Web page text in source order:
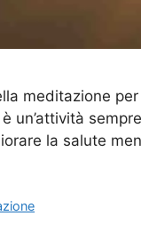
meditazione
un’attività
la salute